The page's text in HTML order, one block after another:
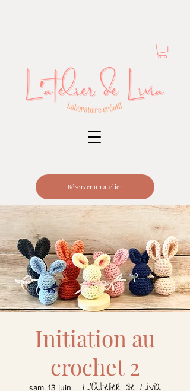
Réserver un atelier
Initiation au
crochet 2
sam. 13 juin
  |